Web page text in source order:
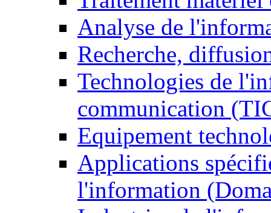
Analyse de
Recherche,
Technologies de
communication
Equipement
Applications
l'information